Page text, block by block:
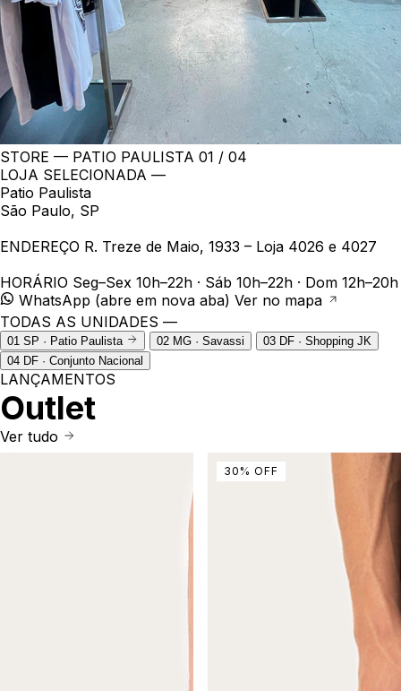
STORE — PATIO PAULISTA 01 / 04
LOJA SELECIONADA —
Patio Paulista
São Paulo, SP
ENDEREÇO R. Treze de Maio, 1933 – Loja 4026 e 4027
HORÁRIO Seg–Sex 10h–22h · Sáb 10h–22h · Dom 12h–20h
WhatsApp (abre em nova aba) Ver no mapa
TODAS AS UNIDADES —
01 SP · Patio Paulista 02 MG · Savassi 03 DF · Shopping JK
04 DF · Conjunto Nacional
LANÇAMENTOS
Outlet
Ver tudo
30 % OFF